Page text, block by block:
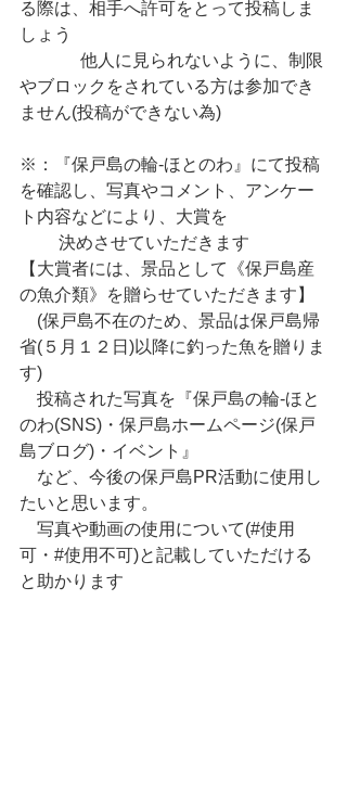
る際は、相手へ許可をとって投稿しま
しょう
やブロックをされている方は参加でき
ません(投稿ができない為)
※：『保戸島の輪-ほとのわ』にて投稿
を確認し、写真やコメント、アンケー
ト内容などにより、大賞を
         決めさせていただきます
【大賞者には、景品として《保戸島産
の魚介類》を贈らせていただきます】
省(５月１２日)以降に釣った魚を贈りま
す)
のわ(SNS)・保戸島ホームページ(保戸
島ブログ)・イベント』
たいと思います。
可・#使用不可)と記載していただける
と助かります